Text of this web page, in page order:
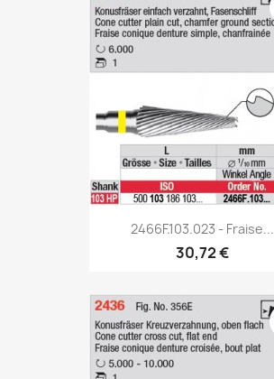
2466F.103.023 - Fraise...
30,72 €